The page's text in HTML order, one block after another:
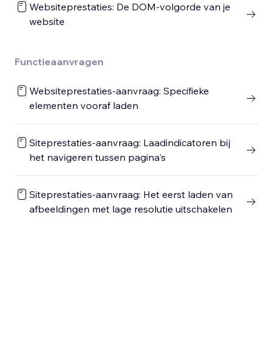
Websiteprestaties: De DOM-volgorde van je
website
Functieaanvragen
Websiteprestaties-aanvraag: Specifieke
elementen vooraf laden
Siteprestaties-aanvraag: Laadindicatoren bij
het navigeren tussen pagina's
Siteprestaties-aanvraag: Het eerst laden van
afbeeldingen met lage resolutie uitschakelen